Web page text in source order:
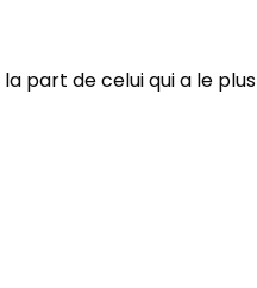
part de celui qui a le plus